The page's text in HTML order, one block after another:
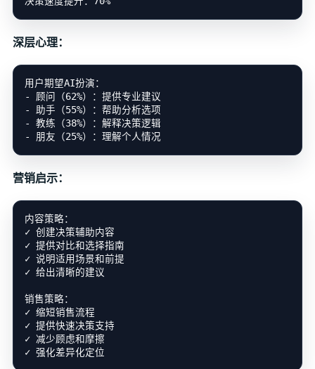
深层心理：
用户期望AI扮演：
- 顾问（62%）：提供专业建议
- 助手（55%）：帮助分析选项
- 教练（38%）：解释决策逻辑
营销启示：
内容策略：
✓ 创建决策辅助内容
✓ 提供对比和选择指南
✓ 说明适用场景和前提
✓ 给出清晰的建议
销售策略：
✓ 缩短销售流程
✓ 提供快速决策支持
✓ 减少顾虑和摩擦